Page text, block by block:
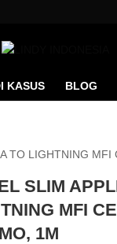
KASUS BLOG
TO LIGHTNING
SLIM
MFI
1M